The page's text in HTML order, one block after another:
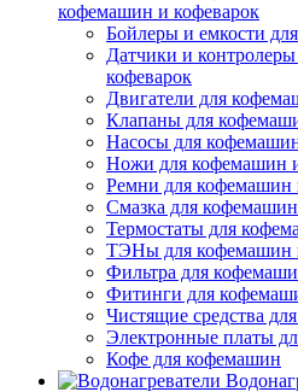
кофемашин и кофеварок
Бойлеры и емкости
Датчики и
кофеварок
Двигатели для
Клапаны для
Насосы для
Ножи для кофемашин
Ремни для кофемашин
Смазка для
Термостаты для
ТЭНы для кофемашин
Фильтра для
Фитинги для
Чистящие средства
Электронные платы
Кофе для кофемашин